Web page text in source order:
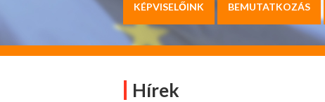
KÉPVISELŐINK BEMUTATKOZÁS
Hírek